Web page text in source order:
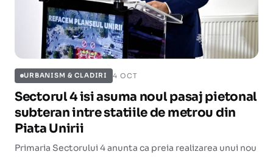
URBANISM & CLADIRI 4 OCT
Sectorul 4 isi asuma noul pasaj pietonal
subteran intre statiile de metrou din
Piata Unirii
Primaria Sectorului 4 anunta ca preia realizarea unui nou